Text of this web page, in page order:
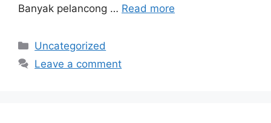
Banyak pelancong … Read more
Categories
Uncategorized
Leave a comment